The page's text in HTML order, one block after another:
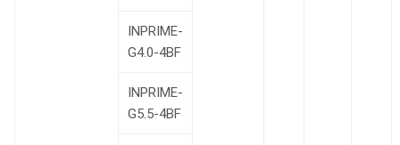
INPRIME-
G4.0-4BF
INPRIME-
G5.5-4BF